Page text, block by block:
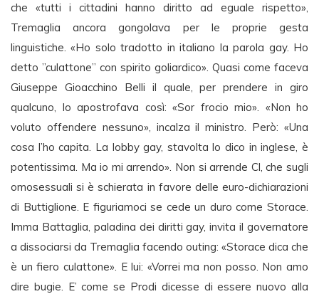
che «tutti i cittadini hanno diritto ad eguale rispetto»,
Tremaglia ancora gongolava per le proprie gesta
linguistiche. «Ho solo tradotto in italiano la parola gay. Ho
detto ”culattone” con spirito goliardico». Quasi come faceva
Giuseppe Gioacchino Belli il quale, per prendere in giro
qualcuno, lo apostrofava così: «Sor frocio mio». «Non ho
voluto offendere nessuno», incalza il ministro. Però: «Una
cosa l’ho capita. La lobby gay, stavolta lo dico in inglese, è
potentissima. Ma io mi arrendo». Non si arrende Cl, che sugli
omosessuali si è schierata in favore delle euro-dichiarazioni
di Buttiglione. E figuriamoci se cede un duro come Storace.
Imma Battaglia, paladina dei diritti gay, invita il governatore
a dissociarsi da Tremaglia facendo outing: «Storace dica che
è un fiero culattone». E lui: «Vorrei ma non posso. Non amo
dire bugie. E’ come se Prodi dicesse di essere nuovo alla